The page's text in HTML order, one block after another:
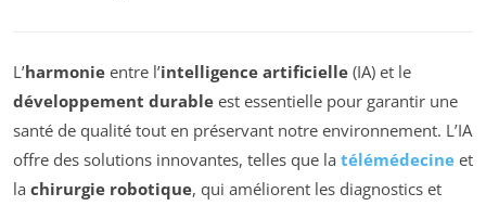
L’harmonie entre l’intelligence artificielle (IA) et le
développement durable est essentielle pour garantir une
santé de qualité tout en préservant notre environnement. L’IA
offre des solutions innovantes, telles que la télémédecine et
la chirurgie robotique, qui améliorent les diagnostics et